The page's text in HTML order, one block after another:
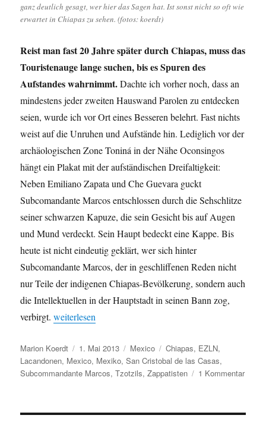
ganz deutlich gesagt, wer hier das Sagen hat. Ist sonst nicht so oft wie
erwartet in Chiapas zu sehen. (fotos: koerdt)
Reist man fast 20 Jahre später durch Chiapas, muss das
Touristenauge lange suchen, bis es Spuren des
Aufstandes wahrnimmt.Dachte ich vorher noch, dass an
mindestens jeder zweiten Hauswand Parolen zu entdecken
seien, wurde ich vor Ort eines Besseren belehrt. Fast nichts
weist auf die Unruhen und Aufstände hin. Lediglich vor der
archäologischen Zone Toniná in der Nähe Oconsingos
hängt ein Plakat mit der aufständischen Dreifaltigkeit:
Neben Emiliano Zapata und Che Guevara guckt
Subcomandante Marcos entschlossen durch die Sehschlitze
seiner schwarzen Kapuze, die sein Gesicht bis auf Augen
und Mund verdeckt. Sein Haupt bedeckt eine Kappe. Bis
heute ist nicht eindeutig geklärt, wer sich hinter
Subcomandante Marcos, der in geschliffenen Reden nicht
nur Teile der indigenen Chiapas-Bevölkerung, sondern auch
die Intellektuellen in der Hauptstadt in seinen Bann zog,
verbirgt.„Marion bei den Mexis, Teil 29: Chiapas – auf den
weiterlesen
Autor
Marion Koerdt
Veröffentlicht
am
1. Mai 2013 Kategorien
Mexico Schlagwörter
Chiapas, EZLN,
Lacandonen, Mexico, Mexiko,San Cristobal de las Casas,
Subcommandante Marcos,Tzotzils,Zappatisten 1 Kommentarzu